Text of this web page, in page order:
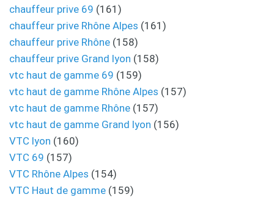
chauffeur prive 69 (161)
chauffeur prive Rhône Alpes (161)
chauffeur prive Rhône (158)
chauffeur prive Grand lyon (158)
vtc haut de gamme 69 (159)
vtc haut de gamme Rhône Alpes (157)
vtc haut de gamme Rhône (157)
vtc haut de gamme Grand lyon (156)
VTC lyon (160)
VTC 69 (157)
VTC Rhône Alpes (154)
VTC Haut de gamme (159)